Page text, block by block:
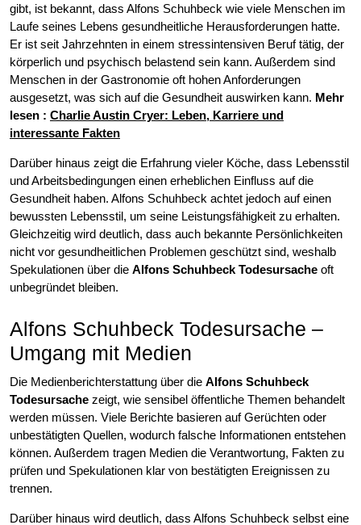
gibt, ist bekannt, dass Alfons Schuhbeck wie viele Menschen im
Laufe seines Lebens gesundheitliche Herausforderungen hatte.
Er ist seit Jahrzehnten in einem stressintensiven Beruf tätig, der
körperlich und psychisch belastend sein kann. Außerdem sind
Menschen in der Gastronomie oft hohen Anforderungen
ausgesetzt, was sich auf die Gesundheit auswirken kann. Mehr
lesen : Charlie Austin Cryer: Leben, Karriere und
interessante Fakten
Darüber hinaus zeigt die Erfahrung vieler Köche, dass Lebensstil
und Arbeitsbedingungen einen erheblichen Einfluss auf die
Gesundheit haben. Alfons Schuhbeck achtet jedoch auf einen
bewussten Lebensstil, um seine Leistungsfähigkeit zu erhalten.
Gleichzeitig wird deutlich, dass auch bekannte Persönlichkeiten
nicht vor gesundheitlichen Problemen geschützt sind, weshalb
Spekulationen über die Alfons Schuhbeck Todesursache oft
unbegründet bleiben.
Alfons Schuhbeck Todesursache –
Umgang mit Medien
Die Medienberichterstattung über die Alfons Schuhbeck
Todesursache zeigt, wie sensibel öffentliche Themen behandelt
werden müssen. Viele Berichte basieren auf Gerüchten oder
unbestätigten Quellen, wodurch falsche Informationen entstehen
können. Außerdem tragen Medien die Verantwortung, Fakten zu
prüfen und Spekulationen klar von bestätigten Ereignissen zu
trennen.
Darüber hinaus wird deutlich, dass Alfons Schuhbeck selbst eine